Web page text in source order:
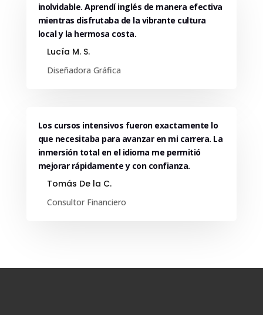
inolvidable. Aprendí inglés de manera efectiva
mientras disfrutaba de la vibrante cultura
local y la hermosa costa.
Lucía M. S.
Diseñadora Gráfica
Los cursos intensivos fueron exactamente lo
que necesitaba para avanzar en mi carrera. La
inmersión total en el idioma me permitió
mejorar rápidamente y con confianza.
Tomás De la C.
Consultor Financiero